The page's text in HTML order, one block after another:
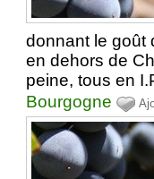
donnant le goût
en dehors de
peine, tous en
Bourgogne